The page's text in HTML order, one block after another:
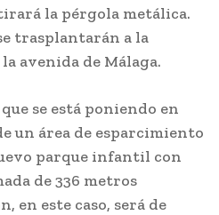
la pérgola metálica.
trasplantarán a la
avenida de Málaga.
se está poniendo en
un área de esparcimiento
parque infantil con
de 336 metros
en este caso, será de